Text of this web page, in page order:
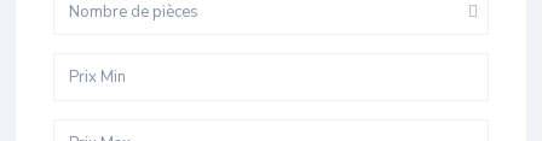
Nombre de pièces